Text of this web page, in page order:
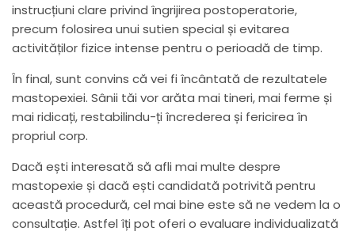
instrucțiuni clare privind îngrijirea postoperatorie,
precum folosirea unui sutien special și evitarea
activităților fizice intense pentru o perioadă de timp.
În final, sunt convins că vei fi încântată de rezultatele
mastopexiei. Sânii tăi vor arăta mai tineri, mai ferme și
mai ridicați, restabilindu-ți încrederea și fericirea în
propriul corp.
Dacă ești interesată să afli mai multe despre
mastopexie și dacă ești candidată potrivită pentru
această procedură, cel mai bine este să ne vedem la o
consultație. Astfel îți pot oferi o evaluare individualizată